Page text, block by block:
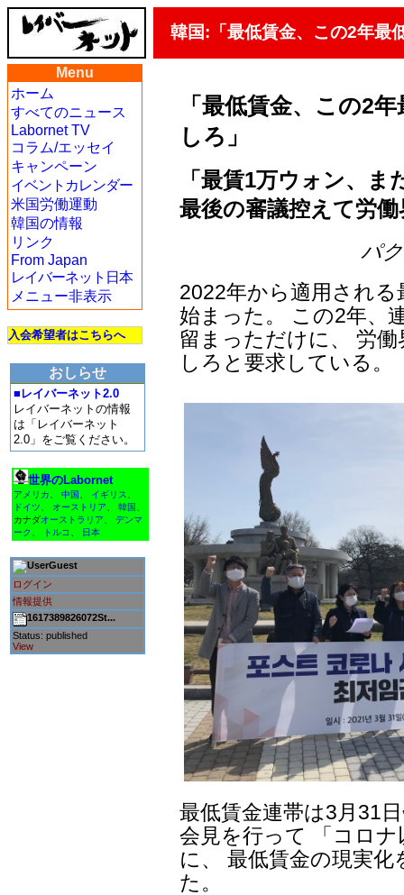
韓国:「最低賃金、この2年最
Menu
ホーム
すべてのニュース
Labornet TV
コラム/エッセイ
キャンペーン
イベントカレンダー
米国労働運動
韓国の情報
リンク
From Japan
レイバーネット日本
メニュー非表示
入会希望者はこちらへ
おしらせ
■レイバーネット2.0
レイバーネットの情報
は「レイバーネット
2.0」をご覧ください。
世界のLabornet
アメリカ 中国 イギリス
ドイツ
オーストリア 韓国
カナダオーストラリア
デンマ
ーク
トルコ 日本
Guest
ログイン
情報提供
1617389826072St...
Status: published
View
「最低賃金、この2
しろ」
「最賃1万ウォン、
最後の審議控えて労
パ
2022年から適用され
始まった。 この2年、
留まっただけに、 労
しろと要求している。
最低賃金連帯は3月31
会見を行って 「コロ
に、 最低賃金の現実
た。